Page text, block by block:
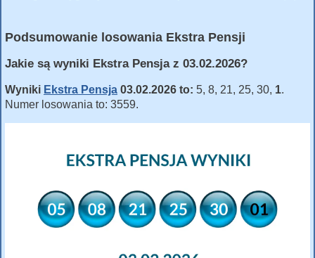
Podsumowanie losowania Ekstra Pensji
Jakie są wyniki Ekstra Pensja z 03.02.2026?
Wyniki Ekstra Pensja 03.02.2026 to: 5, 8, 21, 25, 30, 1.
Numer losowania to: 3559.